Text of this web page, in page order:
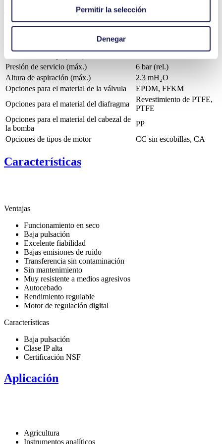
Permitir la selección
Denegar
Detalles técnicos
Presión de servicio (máx.)
6 bar (rel.)
Altura de aspiración (máx.)
2.3 mH₂O
Opciones para el material de la válvula
EPDM, FFKM
Opciones para el material del diafragma
Revestimiento de PTFE,
PTFE
Opciones para el material del cabezal de
la bomba
PP
Opciones de tipos de motor
CC sin escobillas, CA
Características
Ventajas
Funcionamiento en seco
Baja pulsación
Excelente fiabilidad
Bajas emisiones de ruido
Transferencia sin contaminación
Sin mantenimiento
Muy resistente a medios agresivos
Autocebado
Rendimiento regulable
Motor de regulación digital
Características
Baja pulsación
Clase IP alta
Certificación NSF
Aplicación
Agricultura
Instrumentos analíticos